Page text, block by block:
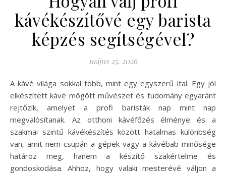
kávékészítővé egy barista
képzés segítségével?
május 25, 2026
A kávé világa sokkal több, mint egy egyszerű ital. Egy jól
elkészített kávé mögött művészet és tudomány egyaránt
rejtőzik, amelyet a profi baristák nap mint nap
megvalósítanak. Az otthoni kávéfőzés élménye és a
szakmai szintű kávékészítés között hatalmas különbség
van, amit nem csupán a gépek vagy a kávébab minősége
határoz meg, hanem a készítő szakértelme és
gondoskodása. Ahhoz, hogy valaki mesterévé váljon a